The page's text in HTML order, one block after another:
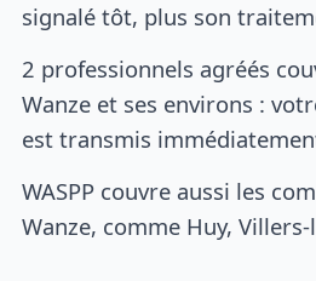
signalé tôt, plus son
2 professionnels agréés
Wanze et ses environs :
est transmis
WASPP couvre aussi les
Wanze, comme Huy,